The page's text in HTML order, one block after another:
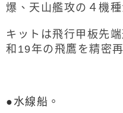
爆、天山艦攻の４機種
キットは飛行甲板先
和19年の飛鷹を精密
●水線船 。